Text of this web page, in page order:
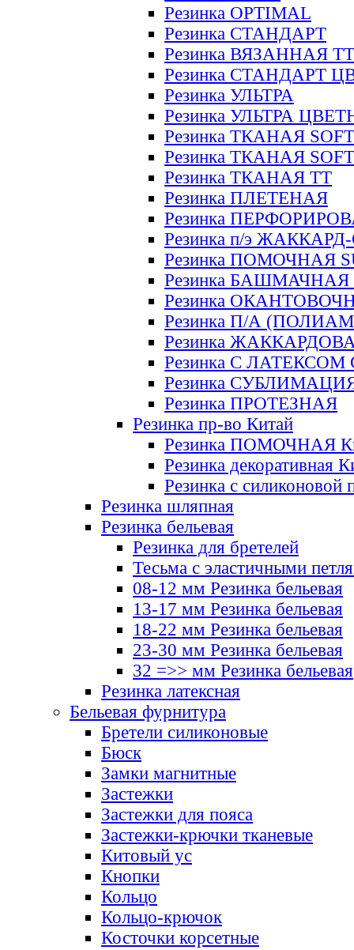
Резинка OPTIMAL
Резинка СТАНДАРТ
Резинка ВЯЗАННАЯ ТТ
Резинка СТАНДАРТ
Резинка УЛЬТРА
Резинка УЛЬТРА
Резинка ТКАНАЯ SOFT
Резинка ТКАНАЯ
Резинка ТКАНАЯ ТТ
Резинка ПЛЕТЕНАЯ
Резинка
Резинка п/э
Резинка ПОМОЧНАЯ
Резинка БАШМАЧНАЯ
Резинка
Резинка П/А
Резинка
Резинка С ЛАТЕКСОМ
Резинка
Резинка ПРОТЕЗНАЯ
Резинка пр-во Китай
Резинка ПОМОЧНАЯ
Резинка декоративная
Резинка с силиконовой
Резинка шляпная
Резинка бельевая
Резинка для бретелей
Тесьма с эластичными
08-12 мм Резинка бельевая
13-17 мм Резинка бельевая
18-22 мм Резинка бельевая
23-30 мм Резинка бельевая
32 =>> мм Резинка бельевая
Резинка латексная
Бельевая фурнитура
Бретели силиконовые
Бюск
Замки магнитные
Застежки
Застежки для пояса
Застежки-крючки тканевые
Китовый ус
Кнопки
Кольцо
Кольцо-крючок
Косточки корсетные